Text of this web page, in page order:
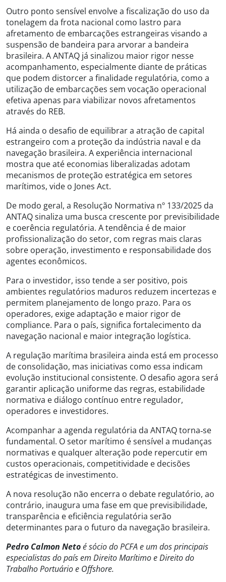
Outro ponto sensível envolve a fiscalização do uso da
tonelagem da frota nacional como lastro para
afretamento de embarcações estrangeiras visando a
suspensão de bandeira para arvorar a bandeira
brasileira. A ANTAQ já sinalizou maior rigor nesse
acompanhamento, especialmente diante de práticas
que podem distorcer a finalidade regulatória, como a
utilização de embarcações sem vocação operacional
efetiva apenas para viabilizar novos afretamentos
através do REB.
Há ainda o desafio de equilibrar a atração de capital
estrangeiro com a proteção da indústria naval e da
navegação brasileira. A experiência internacional
mostra que até economias liberalizadas adotam
mecanismos de proteção estratégica em setores
marítimos, vide o Jones Act.
De modo geral, a Resolução Normativa nº 133/2025 da
ANTAQ sinaliza uma busca crescente por previsibilidade
e coerência regulatória. A tendência é de maior
profissionalização do setor, com regras mais claras
sobre operação, investimento e responsabilidade dos
agentes econômicos.
Para o investidor, isso tende a ser positivo, pois
ambientes regulatórios maduros reduzem incertezas e
permitem planejamento de longo prazo. Para os
operadores, exige adaptação e maior rigor de
compliance. Para o país, significa fortalecimento da
navegação nacional e maior integração logística.
A regulação marítima brasileira ainda está em processo
de consolidação, mas iniciativas como essa indicam
evolução institucional consistente. O desafio agora será
garantir aplicação uniforme das regras, estabilidade
normativa e diálogo contínuo entre regulador,
operadores e investidores.
Acompanhar a agenda regulatória da ANTAQ torna‑se
fundamental. O setor marítimo é sensível a mudanças
normativas e qualquer alteração pode repercutir em
custos operacionais, competitividade e decisões
estratégicas de investimento.
A nova resolução não encerra o debate regulatório, ao
contrário, inaugura uma fase em que previsibilidade,
transparência e eficiência regulatória serão
determinantes para o futuro da navegação brasileira.
Pedro Calmon Netoé sócio do PCFA e um dos principais
especialistas do país em Direito Marítimo e Direito do
Trabalho Portuário e Offshore.